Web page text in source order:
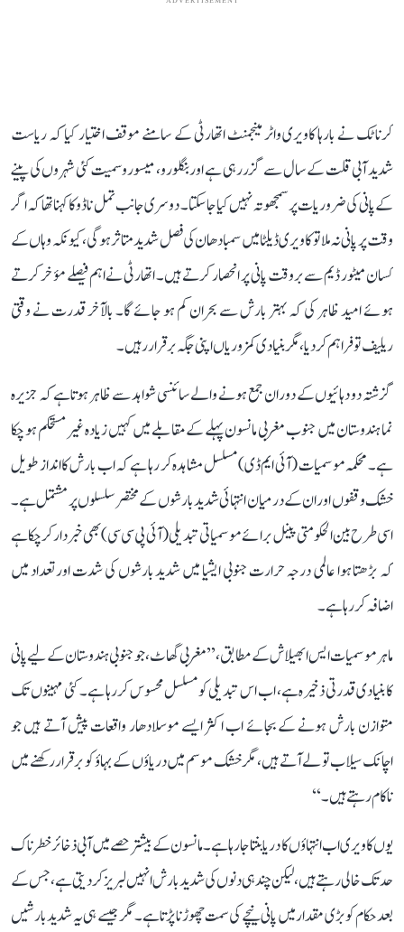
کرناٹک نے بارہا کاویری واٹر مینجمنٹ اتھارٹی کے سامنے موقف اختیار کیا کہ ریاست
شدید آبی قلت کے سال سے گزر رہی ہے اور بنگلورو، میسورو سمیت کئی شہروں کی پینے
کے پانی کی ضروریات پر سمجھوتہ نہیں کیا جا سکتا۔ دوسری جانب تمل ناڈو کا کہنا تھا کہ اگر
وقت پر پانی نہ ملا تو کاویری ڈیلٹا میں سمبا دھان کی فصل شدید متاثر ہوگی، کیونکہ وہاں کے
کسان میٹور ڈیم سے بروقت پانی پر انحصار کرتے ہیں۔ اتھارٹی نے اہم فیصلے مؤخر کرتے
ہوئے امید ظاہر کی کہ بہتر بارش سے بحران کم ہو جائے گا۔ بالآخر قدرت نے وقتی
ریلیف تو فراہم کر دیا، مگر بنیادی کمزوریاں اپنی جگہ برقرار رہیں۔
گزشتہ دو دہائیوں کے دوران جمع ہونے والے سائنسی شواہد سے ظاہر ہوتا ہے کہ جزیرہ
نما ہندوستان میں جنوب مغربی مانسون پہلے کے مقابلے میں کہیں زیادہ غیر مستحکم ہو چکا
ہے۔ محکمہ موسمیات (آئی ایم ڈی) مسلسل مشاہدہ کر رہا ہے کہ اب بارش کا انداز طویل
خشک وقفوں اور ان کے درمیان انتہائی شدید بارشوں کے مختصر سلسلوں پر مشتمل ہے۔
اسی طرح بین الحکومتی پینل برائے موسمیاتی تبدیلی (آئی پی سی سی) بھی خبردار کر چکا ہے
کہ بڑھتا ہوا عالمی درجہ حرارت جنوبی ایشیا میں شدید بارشوں کی شدت اور تعداد میں
اضافہ کر رہا ہے۔
ماہر موسمیات ایس ابھیلاش کے مطابق، ’’مغربی گھاٹ، جو جنوبی ہندوستان کے لیے پانی
کا بنیادی قدرتی ذخیرہ ہے، اب اس تبدیلی کو مسلسل محسوس کر رہا ہے۔ کئی مہینوں تک
متوازن بارش ہونے کے بجائے اب اکثر ایسے موسلادھار واقعات پیش آتے ہیں جو
اچانک سیلاب تو لے آتے ہیں، مگر خشک موسم میں دریاؤں کے بہاؤ کو برقرار رکھنے میں
ناکام رہتے ہیں۔‘‘
یوں کاویری اب انتہاؤں کا دریا بنتا جا رہا ہے۔ مانسون کے بیشتر حصے میں آبی ذخائر خطرناک
حد تک خالی رہتے ہیں، لیکن چند ہی دنوں کی شدید بارش انہیں لبریز کر دیتی ہے، جس کے
بعد حکام کو بڑی مقدار میں پانی نیچے کی سمت چھوڑنا پڑتا ہے۔ مگر جیسے ہی یہ شدید بارشیں